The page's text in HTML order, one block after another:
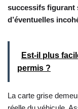
successifs figurant
d’éventuelles
Est-il plus
permis ?
La carte grise